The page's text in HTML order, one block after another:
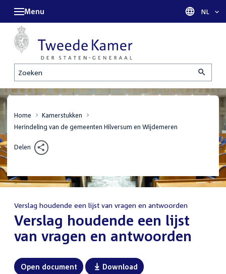
Zoeken
Menu Taal
NL
Home
Kamerstukken
Herindeling van de gemeenten Hilversum en Wijdemeren
Delen
Verslag houdende een lijst van vragen en antwoorden
:Verslag houdende een lijst
van vragen en antwoorden
Open document Download